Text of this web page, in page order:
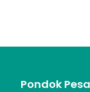
Pondok